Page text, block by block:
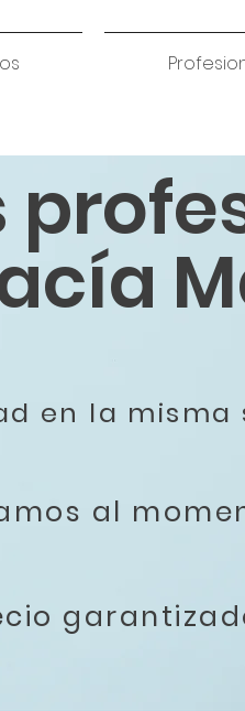
en la misma
al